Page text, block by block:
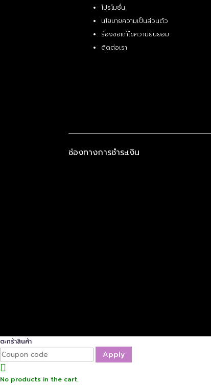
โปรโมชั่น
นโยบายความเป็นส่วนตัว
ร้องขอแก้ไขความยินยอม
ติดต่อเรา
ช่องทางการชำระเงิน
ตะกร้าสินค้า
Apply
No products in the cart.